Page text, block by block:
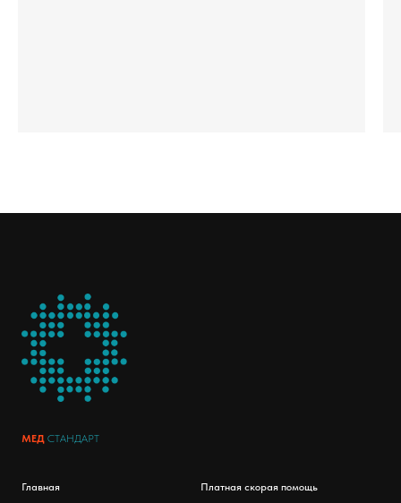
МЕД СТАНДАРТ
Главная Платная скорая помощь